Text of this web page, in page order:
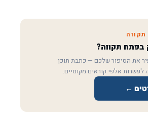
תקווה?
את הסיפור שלכם — כתבת תוכן
לעשרות אלפי קוראים מקומיים.
←